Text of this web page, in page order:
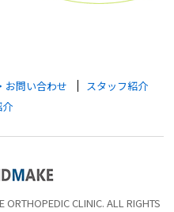
お問い合わせ
スタッフ紹介
介
CLINIC. ALL RIGHTS